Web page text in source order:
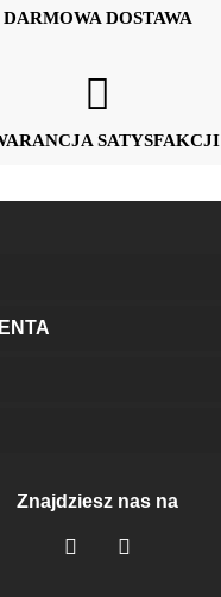
DARMOWA DOSTAWA
SATYSFAKCJI
Znajdziesz nas na